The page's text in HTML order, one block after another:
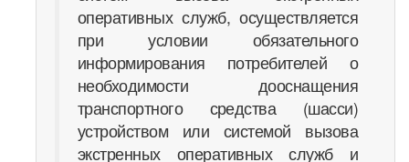
оперативных служб, осуществляется
при условии обязательного
информирования потребителей о
необходимости дооснащения
транспортного средства (шасси)
устройством или системой вызова
экстренных оперативных служб и